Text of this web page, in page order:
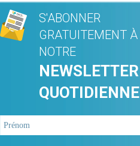
S'ABONNER
GRATUITEMENT À
NOTRE
NEWSLETTER
QUOTIDIENNE